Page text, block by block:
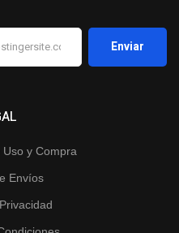
y Compra
Envíos